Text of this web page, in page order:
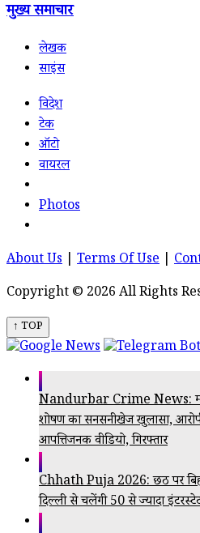
मुख्य समाचार
लेखक
साइंस
विदेश
टेक
ऑटो
वायरल
Photos
About Us Terms Of Use
Copyright © 2026 All Rights
↑ TOP
Nandurbar Crime News:
शोषण का सनसनीखेज खुलासा,
आपत्तिजनक वीडियो, गिरफ्तार
Chhath Puja 2026: छठ पर
दिल्ली से चलेंगी 50 से ज्यादा